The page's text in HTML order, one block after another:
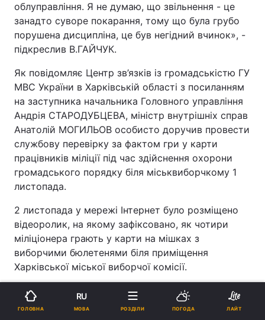
облуправління. Я не думаю, що звільнення - це
занадто суворе покарання, тому що була грубо
порушена дисципліна, це був негідний вчинок», -
підкреслив В.ГАЙЧУК.
Як повідомляє Центр зв’язків із громадськістю ГУ
МВС України в Харківській області з посиланням
на заступника начальника Головного управління
Андрія СТАРОДУБЦЕВА, міністр внутрішніх справ
Анатолій МОГИЛЬОВ особисто доручив провести
службову перевірку за фактом гри у карти
працівників міліції під час здійснення охорони
громадського порядку біля міськвиборчкому 1
листопада.
2 листопада у мережі Інтернет було розміщено
відеоролик, на якому зафіксовано, як чотири
міліціонера грають у карти на мішках з
виборчими бюлетенями біля приміщення
Харківської міської виборчої комісії.
ГОЛОВНА
RU
МОВА РОЗДІЛИ ПОГОДА ЛАЙТ